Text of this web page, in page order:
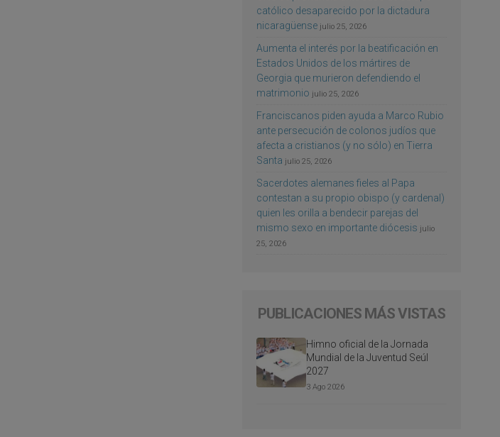
católico desaparecido por la dictadura
nicaragüense julio 25, 2026
Aumenta el interés por la beatificación en
Estados Unidos de los mártires de
Georgia que murieron defendiendo el
matrimonio julio 25, 2026
Franciscanos piden ayuda a Marco Rubio
ante persecución de colonos judíos que
afecta a cristianos (y no sólo) en Tierra
Santa julio 25, 2026
Sacerdotes alemanes fieles al Papa
contestan a su propio obispo (y cardenal)
quien les orilla a bendecir parejas del
mismo sexo en importante diócesis julio
25, 2026
PUBLICACIONES MÁS VISTAS
Himno oficial de la Jornada
Mundial de la Juventud Seúl
2027
3 Ago 2026